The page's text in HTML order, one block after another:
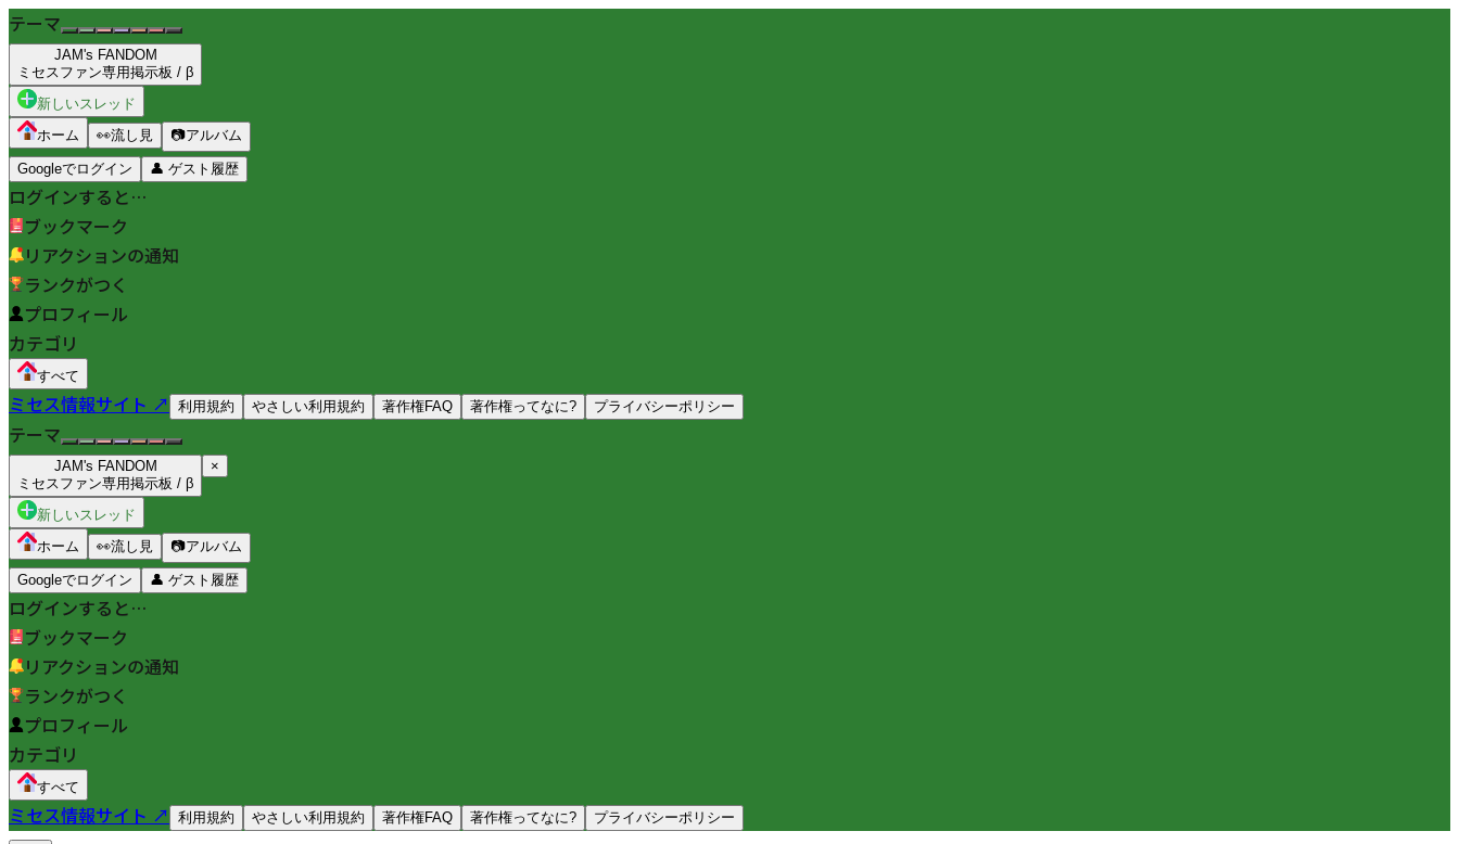
テーマ
JAM's FANDOM
ミセスファン専用掲示板 / β
新しいスレッド
ホーム
👀流し見 📷アルバム
Googleでログイン 👤 ゲスト履歴
ログインすると…
ブックマーク
リアクションの通知
ランクがつく
プロフィール
カテゴリ
すべて
ミセス情報サイト ↗ 利用規約 やさしい利用規約 著作権FAQ 著作権ってなに? プライバシーポリシー
テーマ
JAM's FANDOM
ミセスファン専用掲示板 / β
×
新しいスレッド
ホーム
👀流し見 📷アルバム
Googleでログイン 👤 ゲスト履歴
ログインすると…
ブックマーク
リアクションの通知
ランクがつく
プロフィール
カテゴリ
すべて
ミセス情報サイト ↗ 利用規約 やさしい利用規約 著作権FAQ 著作権ってなに? プライバシーポリシー